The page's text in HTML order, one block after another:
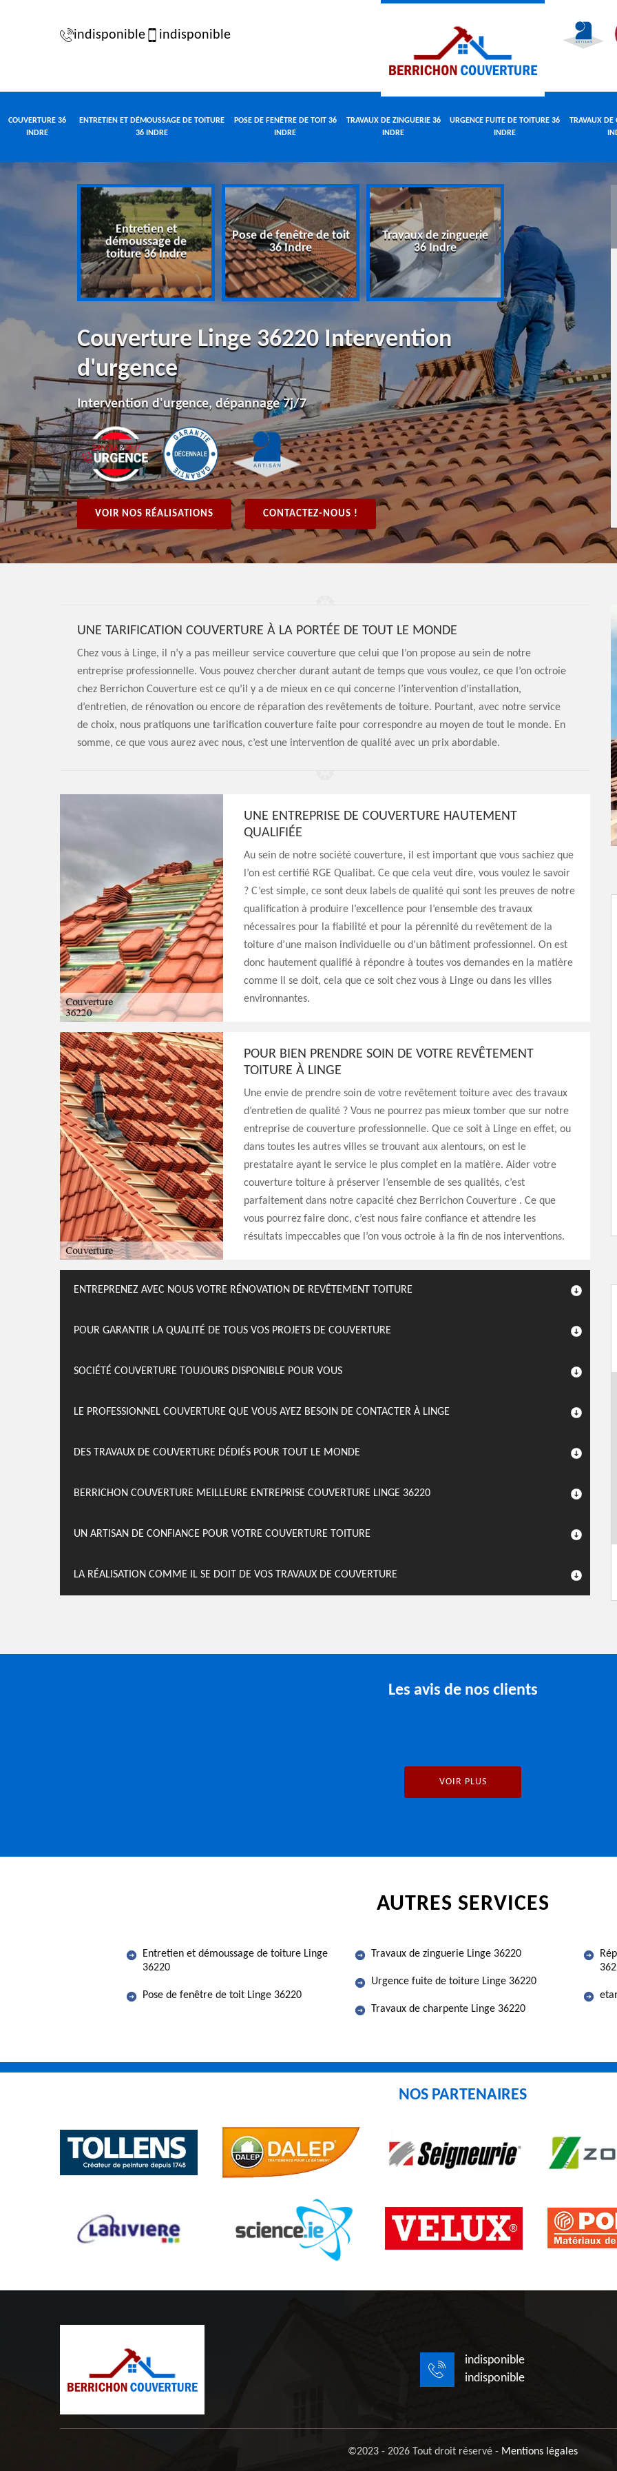
indisponible indisponible
COUVERTURE 36
INDRE
ENTRETIEN ET DÉMOUSSAGE DE TOITURE
36 INDRE
POSE DE FENÊTRE DE TOIT 36
INDRE
TRAVAUX DE ZINGUERIE 36
INDRE
URGENCE FUITE DE TOITURE 36
INDRE
TRAVAUX DE
Entretien et
démoussage de
toiture 36 Indre
Pose de fenêtre de toit
36 Indre
Travaux de zinguerie
36 Indre
Urgence fuite de
toiture 36
Couverture Linge 36220 Intervention
d'urgence
Intervention d'urgence, dépannage 7j/7
VOIR NOS RÉALISATIONS CONTACTEZ-NOUS !
UNE TARIFICATION COUVERTURE À LA PORTÉE DE TOUT LE MONDE
Chez vous à Linge, il n’y a pas meilleur service couverture que celui que l’on propose au sein de notre
entreprise professionnelle. Vous pouvez chercher durant autant de temps que vous voulez, ce que l’on octroie
chez Berrichon Couverture est ce qu’il y a de mieux en ce qui concerne l’intervention d’installation,
d’entretien, de rénovation ou encore de réparation des revêtements de toiture. Pourtant, avec notre service
de choix, nous pratiquons une tarification couverture faite pour correspondre au moyen de tout le monde. En
somme, ce que vous aurez avec nous, c’est une intervention de qualité avec un prix abordable.
UNE ENTREPRISE DE COUVERTURE HAUTEMENT
QUALIFIÉE
Au sein de notre société couverture, il est important que vous sachiez que
l’on est certifié RGE Qualibat. Ce que cela veut dire, vous voulez le savoir
? C’est simple, ce sont deux labels de qualité qui sont les preuves de notre
qualification à produire l’excellence pour l’ensemble des travaux
nécessaires pour la fiabilité et pour la pérennité du revêtement de la
toiture d’une maison individuelle ou d’un bâtiment professionnel. On est
donc hautement qualifié à répondre à toutes vos demandes en la matière
comme il se doit, cela que ce soit chez vous à Linge ou dans les villes
environnantes.
POUR BIEN PRENDRE SOIN DE VOTRE REVÊTEMENT
TOITURE À LINGE
Une envie de prendre soin de votre revêtement toiture avec des travaux
d’entretien de qualité ? Vous ne pourrez pas mieux tomber que sur notre
entreprise de couverture professionnelle. Que ce soit à Linge en effet, ou
dans toutes les autres villes se trouvant aux alentours, on est le
prestataire ayant le service le plus complet en la matière. Aider votre
couverture toiture à préserver l’ensemble de ses qualités, c’est
parfaitement dans notre capacité chez Berrichon Couverture . Ce que
vous pourrez faire donc, c’est nous faire confiance et attendre les
résultats impeccables que l’on vous octroie à la fin de nos interventions.
ENTREPRENEZ AVEC NOUS VOTRE RÉNOVATION DE REVÊTEMENT TOITURE
POUR GARANTIR LA QUALITÉ DE TOUS VOS PROJETS DE COUVERTURE
SOCIÉTÉ COUVERTURE TOUJOURS DISPONIBLE POUR VOUS
LE PROFESSIONNEL COUVERTURE QUE VOUS AYEZ BESOIN DE CONTACTER À LINGE
DES TRAVAUX DE COUVERTURE DÉDIÉS POUR TOUT LE MONDE
BERRICHON COUVERTURE MEILLEURE ENTREPRISE COUVERTURE LINGE 36220
UN ARTISAN DE CONFIANCE POUR VOTRE COUVERTURE TOITURE
LA RÉALISATION COMME IL SE DOIT DE VOS TRAVAUX DE COUVERTURE
Les avis de nos clients
VOIR PLUS
AUTRES SERVICES
Entretien et démoussage de toiture Linge
36220
Pose de fenêtre de toit Linge 36220
Travaux de zinguerie Linge 36220
Urgence fuite de toiture Linge 36220
Travaux de charpente Linge 36220
NOS PARTENAIRES
indisponible
indisponible
©2023 - 2026 Tout droit réservé - Mentions légales